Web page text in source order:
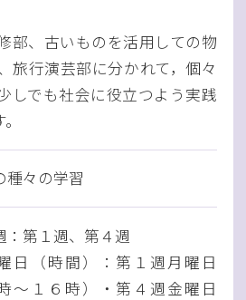
部、古いものを活用しての物
旅行演芸部に分かれて，個々
しでも社会に役立つよう実践
種々の学習
第１週、第４週
日（時間）：第１週月曜日
時～１６時）・第４週金曜日